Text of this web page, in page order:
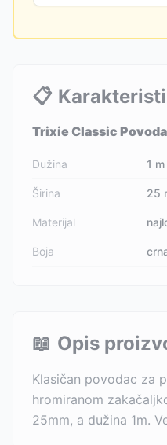
📋
Trixie Classic
Dužina 1 m
Širina 25
Materijal
Boja
📖 Opis
Klasičan povodac za
hromiranom
25mm, a dužina 1m.